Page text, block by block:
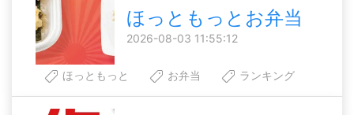
ほっともっとお弁当
2026-08-03 11:55:12
ほっともっと お弁当 ランキング